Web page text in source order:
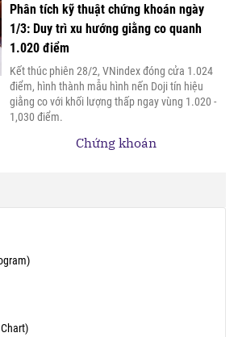
Phân tích kỹ thuật chứng khoán ngày
1/3: Duy trì xu hướng giằng co quanh
1.020 điểm
Kết thúc phiên 28/2, VNindex đóng cửa 1.024
điểm, hình thành mẫu hình nến Doji tín hiệu
giằng co với khối lượng thấp ngay vùng 1.020 -
1,030 điểm.
Chứng khoán